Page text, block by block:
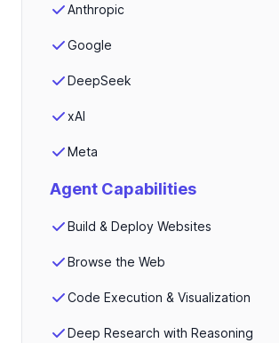
Anthropic
Google
DeepSeek
xAI
Meta
Agent Capabilities
Build & Deploy Websites
Browse the Web
Code Execution & Visualization
Deep Research with Reasoning